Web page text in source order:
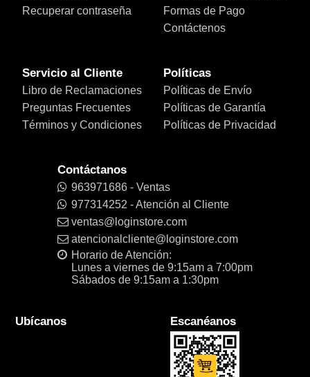
Recuperar contraseña
Formas de Pago
Contáctenos
Servicio al Cliente
Libro de Reclamaciones
Preguntas Frecuentes
Términos y Condiciones
Políticas
Políticas de Envío
Políticas de Garantía
Políticas de Privacidad
Contáctanos
963971686 - Ventas
977314252 - Atención al Cliente
ventas@loginstore.com
atencionalcliente@loginstore.com
Horario de Atención:
Lunes a viernes de 9:15am a 7:00pm
Sábados de 9:15am a 1:30pm
Ubícanos Escanéanos